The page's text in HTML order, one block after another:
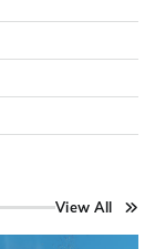
View All